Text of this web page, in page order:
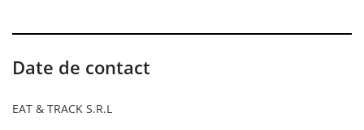
Date de contact
EAT & TRACK S.R.L